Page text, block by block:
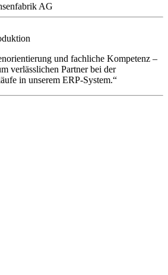
AG
und fachliche Kompetenz –
verlässlichen Partner bei der
in unserem ERP-System.“